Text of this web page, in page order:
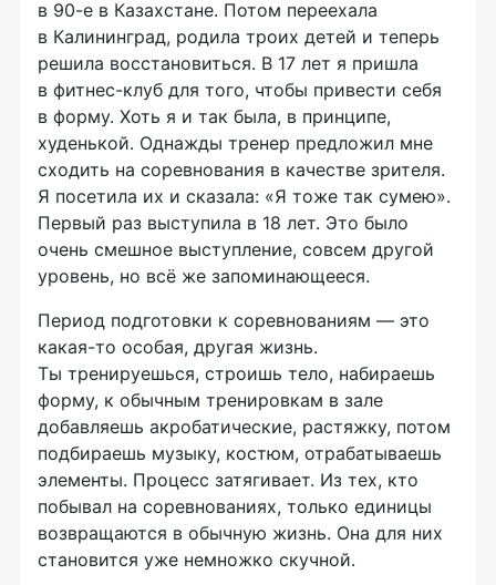
в 90-е в Казахстане. Потом переехала
в Калининград, родила троих детей и теперь
решила восстановиться. В 17 лет я пришла
в фитнес-клуб для того, чтобы привести себя
в форму. Хоть я и так была, в принципе,
худенькой. Однажды тренер предложил мне
сходить на соревнования в качестве зрителя.
Я посетила их и сказала: «Я тоже так сумею».
Первый раз выступила в 18 лет. Это было
очень смешное выступление, совсем другой
уровень, но всё же запоминающееся.
Период подготовки к соревнованиям — это
какая-то особая, другая жизнь.
Ты тренируешься, строишь тело, набираешь
форму, к обычным тренировкам в зале
добавляешь акробатические, растяжку, потом
подбираешь музыку, костюм, отрабатываешь
элементы. Процесс затягивает. Из тех, кто
побывал на соревнованиях, только единицы
возвращаются в обычную жизнь. Она для них
становится уже немножко скучной.